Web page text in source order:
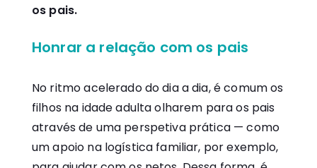
os pais.
Honrar a relação com os pais
No ritmo acelerado do dia a dia, é comum os
filhos na idade adulta olharem para os pais
através de uma perspetiva prática — como
um apoio na logística familiar, por exemplo,